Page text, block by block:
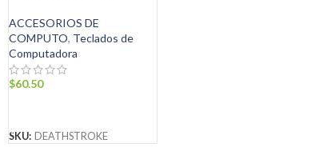
ACCESORIOS DE
COMPUTO, Teclados de
Computadora
$60.50
SKU: DEATHSTROKE